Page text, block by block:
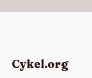
Cykel.org